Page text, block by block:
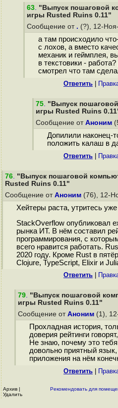
63. "Выпуск пошаговой
игры Rusted Ruins 0.11"
Сообщение от . (?), 12-
а там происходило
с лохов, а вместо
механик и геймплея,
в текстовики -
смотрел что там
Ответить
75. "Выпуск
игры Rusted Ruins
Сообщение от Аноним
Допилили наконец-
положить калаш в
Ответить
76. "Выпуск пошаговой
Rusted Ruins 0.11"
Сообщение от Аноним (76), 12-
Хейтеры раста, утритесь
StackOverflow опубликовал
рынка ИТ. В нём составил
программирования, с
всего нравится работать.
2020 году. Кроме Rust в
Clojure, TypeScript, Elixir и
Ответить
79. "Выпуск пошаговой
игры Rusted Ruins 0.11"
Сообщение от Аноним (1),
Прохладная история,
доверия рейтинги
Не знаю, почему это
довольно приятный
приложения на нём
Ответить
Архив |
Удалить
Рекомендовать для